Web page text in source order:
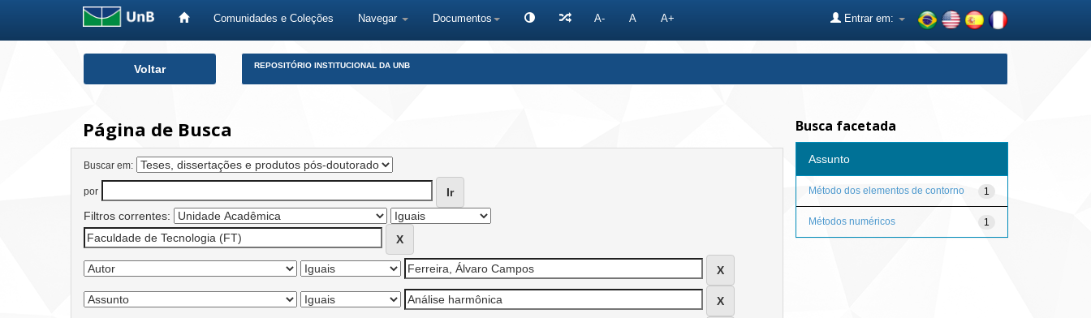
Comunidades e Coleções Navegar Documentos A- A A+ Entrar em:
Voltar REPOSITÓRIO INSTITUCIONAL DA UNB
Página de Busca
Buscar em:
por
Filtros correntes:
Busca facetada
Assunto
1
Método dos elementos de contorno
1
Métodos numéricos